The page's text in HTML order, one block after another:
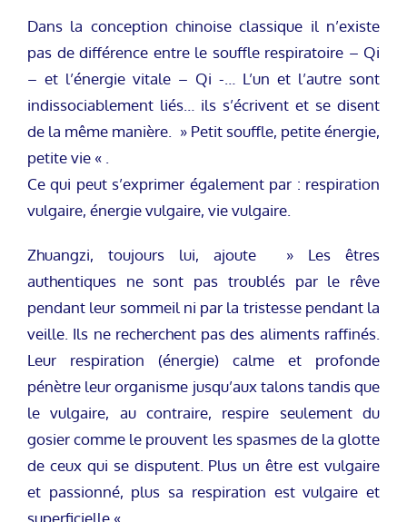
Dans la conception chinoise classique il n’existe
pas de différence entre le souffle respiratoire – Qi
– et l’énergie vitale – Qi -… L’un et l’autre sont
indissociablement liés… ils s’écrivent et se disent
de la même manière. » Petit souffle, petite énergie,
petite vie « .
Ce qui peut s’exprimer également par : respiration
vulgaire, énergie vulgaire, vie vulgaire.
Zhuangzi, toujours lui, ajoute » Les êtres
authentiques ne sont pas troublés par le rêve
pendant leur sommeil ni par la tristesse pendant la
veille. Ils ne recherchent pas des aliments raffinés.
Leur respiration (énergie) calme et profonde
pénètre leur organisme jusqu’aux talons tandis que
le vulgaire, au contraire, respire seulement du
gosier comme le prouvent les spasmes de la glotte
de ceux qui se disputent. Plus un être est vulgaire
et passionné, plus sa respiration est vulgaire et
superficielle « .